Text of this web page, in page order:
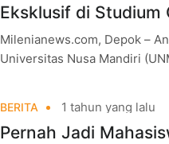
Eksklusif di Studium
Milenianews.com, Depok –
Universitas Nusa Mandiri
BERITA 1 tahun yang lalu
Pernah Jadi